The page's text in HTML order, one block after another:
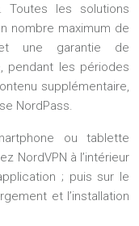
les solutions
nombre maximum de
une garantie de
pendant les périodes
supplémentaire,
NordPass.
ou tablette
NordVPN à l’intérieur
; puis sur le
et l’installation